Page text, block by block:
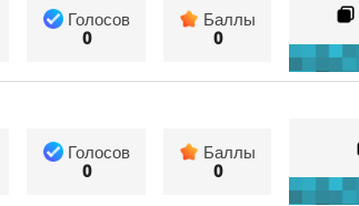
Голосов
0
Баллы
0
Голосов
0
Баллы
0